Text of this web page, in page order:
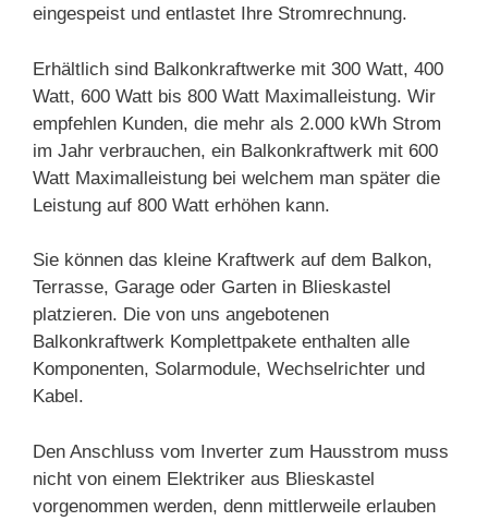
eingespeist und entlastet Ihre Stromrechnung.
Erhältlich sind Balkonkraftwerke mit 300 Watt, 400
Watt, 600 Watt bis 800 Watt Maximalleistung. Wir
empfehlen Kunden, die mehr als 2.000 kWh Strom
im Jahr verbrauchen, ein Balkonkraftwerk mit 600
Watt Maximalleistung bei welchem man später die
Leistung auf 800 Watt erhöhen kann.
Sie können das kleine Kraftwerk auf dem Balkon,
Terrasse, Garage oder Garten in Blieskastel
platzieren. Die von uns angebotenen
Balkonkraftwerk Komplettpakete enthalten alle
Komponenten, Solarmodule, Wechselrichter und
Kabel.
Den Anschluss vom Inverter zum Hausstrom muss
nicht von einem Elektriker aus Blieskastel
vorgenommen werden, denn mittlerweile erlauben